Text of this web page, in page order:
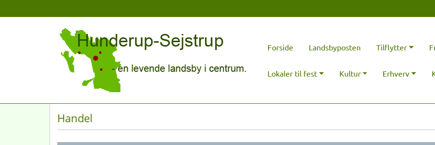
Forside Landsbyposten Tilflytter
Lokaler til fest Kultur Erhverv
Handel